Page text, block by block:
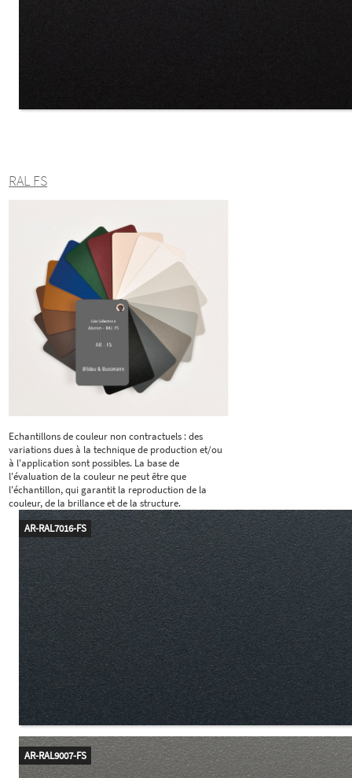
RAL FS
Echantillons de couleur non contractuels : des
variations dues à la technique de production et/ou
à l'application sont possibles. La base de
l'évaluation de la couleur ne peut être que
l'échantillon, qui garantit la reproduction de la
couleur, de la brillance et de la structure.
AR-RAL7016-FS
AR-RAL9007-FS